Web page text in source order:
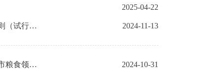
2025-04-22
【一图读懂】关于《北京市政策性粮食购销违法违规行为举报奖励实施细则（试行）》的政策解读 2024-11-13
【文字解读】关于《北京市粮食领域行政处罚裁量权基准2024版》《北京市粮食领域行政处罚裁量权基准表及处罚公示期限目录2024版》的政策解读 2024-10-31